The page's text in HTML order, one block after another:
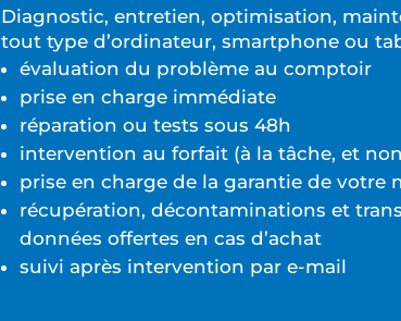
Diagnostic, entretien, optimisation,
tout type d’ordinateur, smartphone ou
évaluation du problème au comptoir
prise en charge immédiate
réparation ou tests sous 48h
intervention au forfait (à la tâche, et non
prise en charge de la garantie de votre
récupération, décontaminations et
données offertes en cas d’achat
suivi après intervention par e-mail